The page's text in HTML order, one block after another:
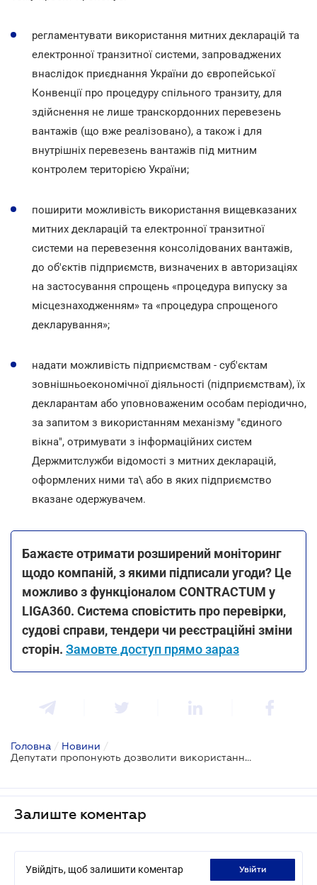
регламентувати використання митних декларацій та
електронної транзитної системи, запроваджених
внаслідок приєднання України до європейської
Конвенції про процедуру спільного транзиту, для
здійснення не лише транскордонних перевезень
вантажів (що вже реалізовано), а також і для
внутрішніх перевезень вантажів під митним
контролем територією України;
поширити можливість використання вищевказаних
митних декларацій та електронної транзитної
системи на перевезення консолідованих вантажів,
до об'єктів підприємств, визначених в авторизаціях
на застосування спрощень «процедура випуску за
місцезнаходженням» та «процедура спрощеного
декларування»;
надати можливість підприємствам - суб'єктам
зовнішньоекономічної діяльності (підприємствам), їх
декларантам або уповноваженим особам періодично,
за запитом з використанням механізму "єдиного
вікна", отримувати з інформаційних систем
Держмитслужби відомості з митних декларацій,
оформлених ними та\ або в яких підприємство
вказане одержувачем.
Бажаєте отримати розширений моніторинг
щодо компаній, з якими підписали угоди? Це
можливо з функціоналом CONTRACTUM у
LIGA360. Система сповістить про перевірки,
судові справи, тендери чи реєстраційні зміни
сторін. Замовте доступ прямо зараз
Головна / Новини /
Депутати пропонують дозволити використання електронної транзитної системи для внутрішніх перевезень
Залиште коментар
Увійдіть, щоб залишити коментар увійти